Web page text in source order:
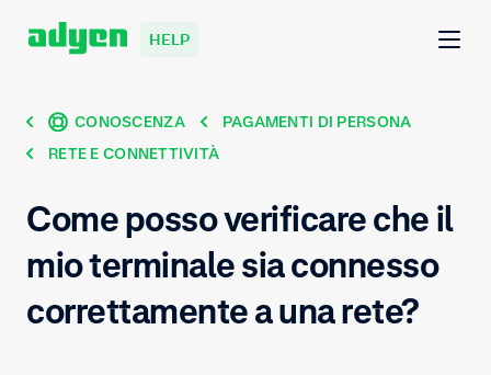
HELP
CONOSCENZA
PAGAMENTI DI PERSONA
RETE E CONNETTIVITÀ
Come posso verificare che il
mio terminale sia connesso
correttamente a una rete?